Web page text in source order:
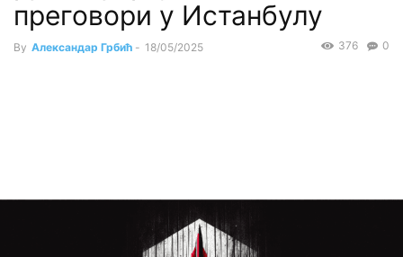
преговори у Истанбулу
By Александар Грбић - 18/05/2025 0
376